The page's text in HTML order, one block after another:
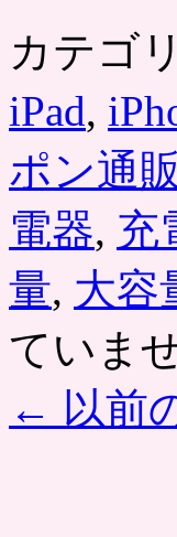
カテゴ
iPad,
ポン通販
電器, 充
量, 大容
ていま
← 以前